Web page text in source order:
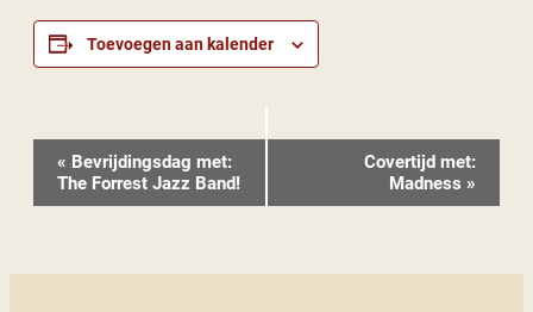
Toevoegen aan kalender
Evenement
Navigatie
« Bevrijdingsdag met:
The Forrest Jazz Band!
Covertijd met:
Madness »